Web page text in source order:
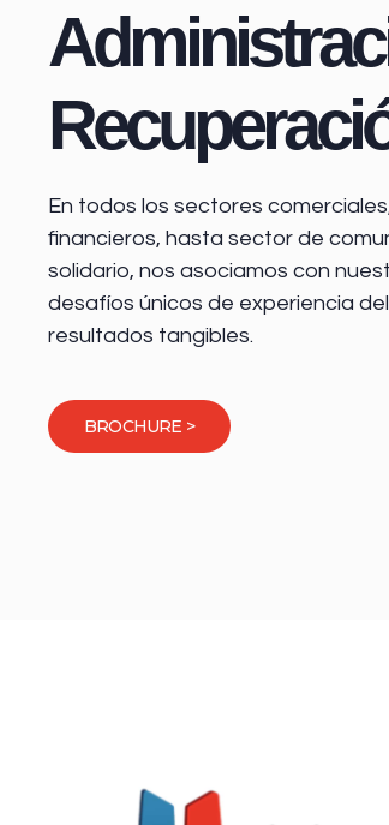
En todos los sectores
financieros, hasta sector de
solidario, nos asociamos con
desafíos únicos de experiencia
resultados tangibles.
BROCHURE >